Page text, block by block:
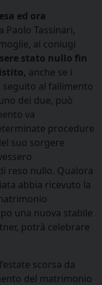
ed ora
Paolo Tassinari,
ai coniugi
stato nullo fin
anche se i
seguito al fallimento
dei due, può
va
procedure
suo sorgere
reso nullo. Qualora
abbia ricevuto la
una nuova stabile
potrà celebrare
scorsa da
del matrimonio